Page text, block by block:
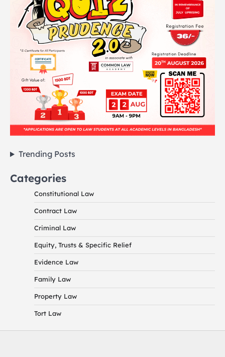
Trending Posts
Categories
Constitutional Law
Contract Law
Criminal Law
Equity, Trusts & Specific Relief
Evidence Law
Family Law
Property Law
Tort Law